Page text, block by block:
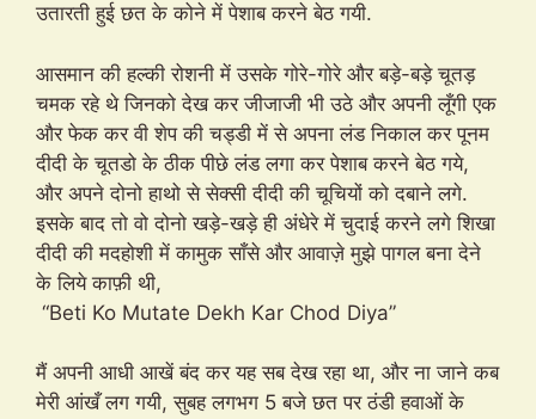
उतारती हुई छत के कोने में पेशाब करने बेठ गयी.
आसमान की हल्की रोशनी में उसके गोरे-गोरे और बड़े-बड़े चूतड़
चमक रहे थे जिनको देख कर जीजाजी भी उठे और अपनी लूँगी एक
और फेक कर वी शेप की चड्डी में से अपना लंड निकाल कर पूनम
दीदी के चूतडो के ठीक पीछे लंड लगा कर पेशाब करने बेठ गये,
और अपने दोनो हाथो से सेक्सी दीदी की चूचियों को दबाने लगे.
इसके बाद तो वो दोनो खड़े-खड़े ही अंधेरे में चुदाई करने लगे शिखा
दीदी की मदहोशी में कामुक साँसे और आवाज़े मुझे पागल बना देने
के लिये काफ़ी थी,
“Beti Ko Mutate Dekh Kar Chod Diya”
मैं अपनी आधी आखें बंद कर यह सब देख रहा था, और ना जाने कब
मेरी आंखँ लग गयी, सुबह लगभग 5 बजे छत पर ठंडी हवाओं के